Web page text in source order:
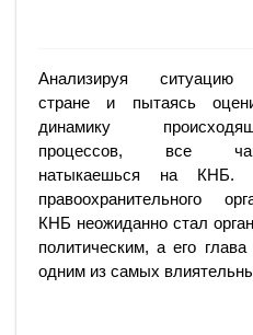
Анализируя
стране и пытаясь
динамику
процессов, все
натыкаешься на КНБ.
правоохранительного
КНБ неожиданно стал
политическим, а его
одним из самых